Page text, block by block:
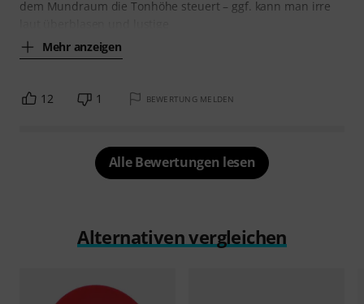
dem Mundraum die Tonhöhe steuert – ggf. kann man irre
Mehr anzeigen
12 1 BEWERTUNG MELDEN
Alle Bewertungen lesen
Alternativen vergleichen